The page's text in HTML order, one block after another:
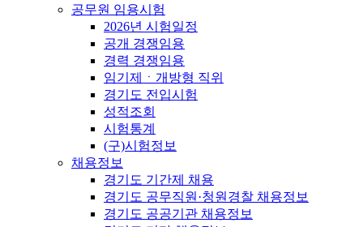
공무원 임용시험
2026년 시험일정
공개 경쟁임용
경력 경쟁임용
임기제ㆍ개방형 직위
경기도 전입시험
성적조회
시험통계
(구)시험정보
채용정보
경기도 기간제 채용
경기도 공무직원·청원경찰 채용정보
경기도 공공기관 채용정보